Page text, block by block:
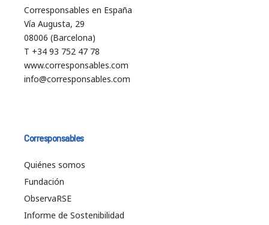
Corresponsables en España
Vía Augusta, 29
08006 (Barcelona)
T +34 93 752 47 78
www.corresponsables.com
info@corresponsables.com
Corresponsables
Quiénes somos
Fundación
ObservaRSE
Informe de Sostenibilidad